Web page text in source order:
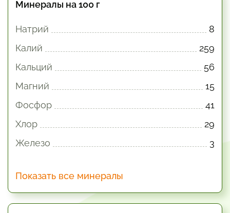
Минералы на 100 г
Натрий
8
Калий
259
Кальций
56
Магний
15
Фосфор
41
Хлор
29
Железо
3
Показать все минералы